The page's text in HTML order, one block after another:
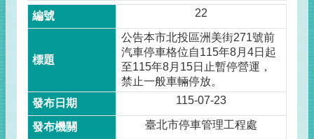
22
公告本市北投區洲美街271號前
汽車停車格位自115年8月4日起
至115年8月15日止暫停營運，
禁止一般車輛停放。
115-07-23
臺北市停車管理工程處